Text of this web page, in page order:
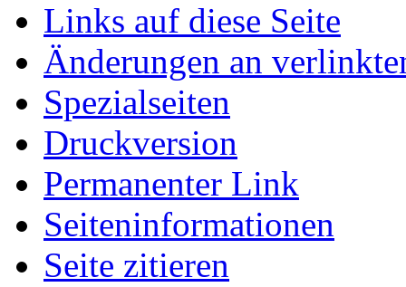
Links auf diese Seite
Änderungen an
Spezialseiten
Druckversion
Permanenter Link
Seiten­informationen
Seite zitieren